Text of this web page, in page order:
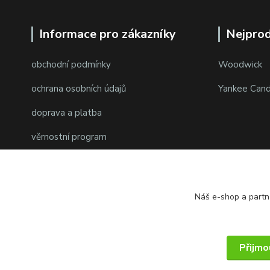
Informace pro zákazníky
obchodní podmínky
ochrana osobních údajů
doprava a platba
věrnostní program
Woodwick
Yankee
Náš e-shop a